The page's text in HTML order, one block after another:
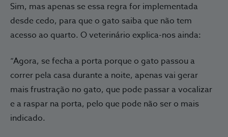
Sim, mas apenas se essa regra for implementada
desde cedo, para que o gato saiba que não tem
acesso ao quarto. O veterinário explica-nos ainda:
“Agora, se fecha a porta porque o gato passou a
correr pela casa durante a noite, apenas vai gerar
mais frustração no gato, que pode passar a vocalizar
e a raspar na porta, pelo que pode não ser o mais
indicado.